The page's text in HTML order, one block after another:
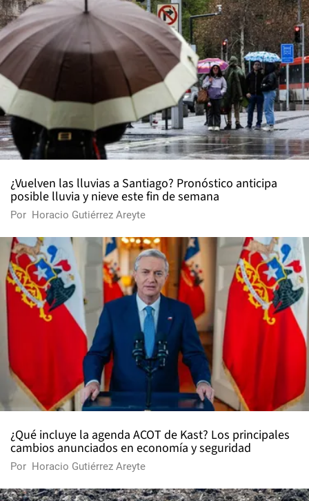
¿Vuelven las lluvias a Santiago? Pronóstico anticipa
posible lluvia y nieve este fin de semana
Por Horacio Gutiérrez Areyte
¿Qué incluye la agenda ACOT de Kast? Los principales
cambios anunciados en economía y seguridad
Por Horacio Gutiérrez Areyte